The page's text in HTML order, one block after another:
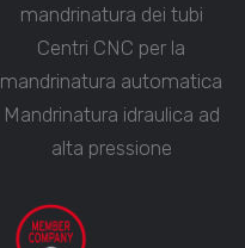
mandrinatura dei tubi
Centri CNC per la
mandrinatura automatica
Mandrinatura idraulica ad
alta pressione